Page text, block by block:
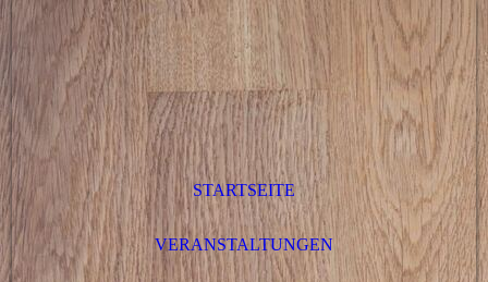
STARTSEITE
VERANSTALTUNGEN